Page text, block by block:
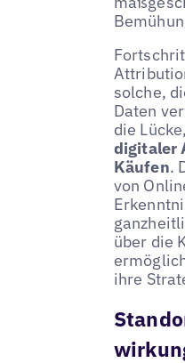
solche,
Daten
die
digitaler
Käufen.
von
über die
ihre